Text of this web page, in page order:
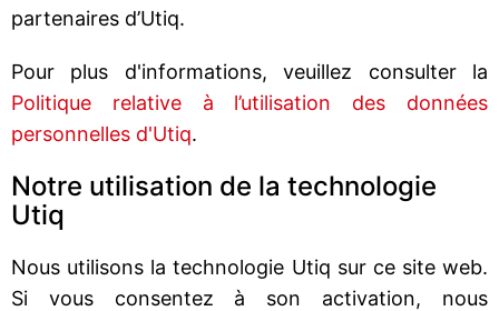
partenaires d’Utiq.
Pour plus d'informations, veuillez consulter la
Politique relative à l’utilisation des données
personnelles d'Utiq.
Notre utilisation de la technologie
Utiq
Nous utilisons la technologie Utiq sur ce site web.
Si vous consentez à son activation, nous